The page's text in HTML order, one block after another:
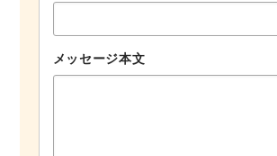
メッセージ本文